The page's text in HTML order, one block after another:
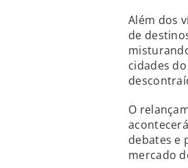
Além dos
de
cidades
O
debates e
mercado